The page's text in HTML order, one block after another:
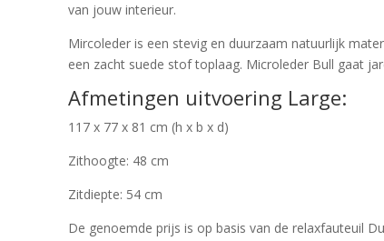
van jouw interieur.
Mircoleder is een stevig en duurzaam natuurlijk
een zacht suede stof toplaag. Microleder Bull gaat
Afmetingen uitvoering Large:
117 x 77 x 81 cm (h x b x d)
Zithoogte: 48 cm
Zitdiepte: 54 cm
De genoemde prijs is op basis van de relaxfauteuil